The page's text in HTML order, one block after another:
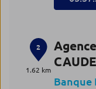
2
1.62 km
Banque